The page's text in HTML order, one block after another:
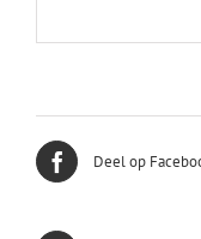
Deel op